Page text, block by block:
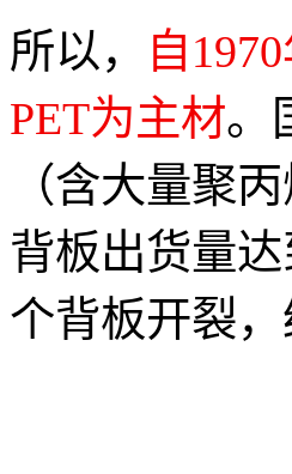
所以，
自
PET为主材。
（含大量聚
背板出货量
个背板开裂